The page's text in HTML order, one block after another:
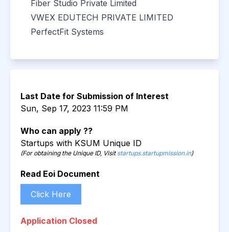
Fiber Studio Private Limited
VWEX EDUTECH PRIVATE LIMITED
PerfectFit Systems
Last Date for Submission of Interest
Sun, Sep 17, 2023 11:59 PM
Who can apply ??
Startups with KSUM Unique ID
(For obtaining the Unique ID, Visit startups.startupmission.in)
Read Eoi Document
Click Here
Application Closed